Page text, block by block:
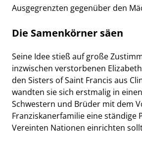
Ausgegrenzten gegenüber den
Die Samenkörner säen
Seine Idee stieß auf große
inzwischen verstorbenen
den Sisters of Saint Francis aus
wandten sie sich erstmalig in
Schwestern und Brüder mit dem
Franziskanerfamilie eine ständige
Vereinten Nationen einrichten